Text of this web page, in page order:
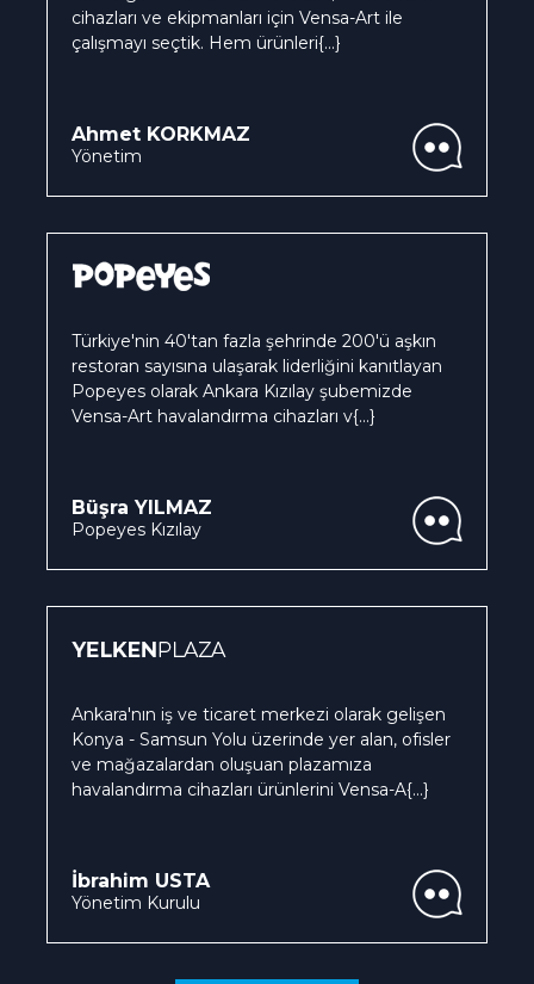
cihazları ve ekipmanları için Vensa-Art ile
çalışmayı seçtik. Hem ürünleri{...}
Ahmet KORKMAZ
Yönetim
Türkiye'nin 40'tan fazla şehrinde 200'ü aşkın
restoran sayısına ulaşarak liderliğini kanıtlayan
Popeyes olarak Ankara Kızılay şubemizde
Vensa-Art havalandırma cihazları v{...}
Büşra YILMAZ
Popeyes Kızılay
Ankara'nın iş ve ticaret merkezi olarak gelişen
Konya - Samsun Yolu üzerinde yer alan, ofisler
ve mağazalardan oluşuan plazamıza
havalandırma cihazları ürünlerini Vensa-A{...}
İbrahim USTA
Yönetim Kurulu